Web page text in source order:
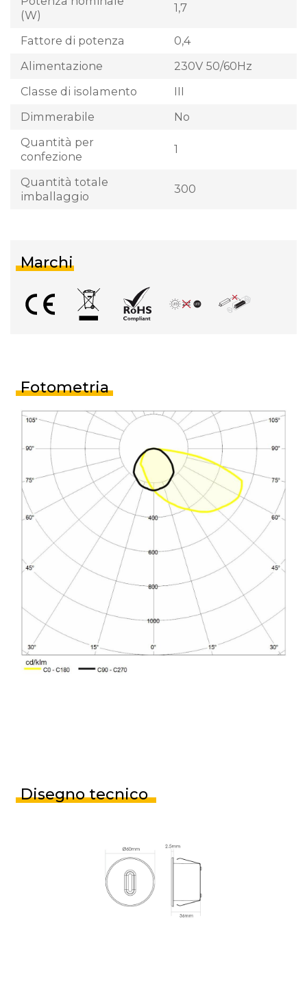
(W)
1,7
Fattore di potenza
0,4
Alimentazione
230V 50/60Hz
Classe di isolamento
III
Dimmerabile
No
Quantità per
confezione
1
Quantità totale
imballaggio
300
Marchi
Fotometria
Disegno tecnico